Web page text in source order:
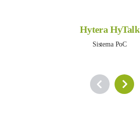
Hytera HyTalk
Sistema PoC